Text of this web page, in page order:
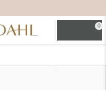
0